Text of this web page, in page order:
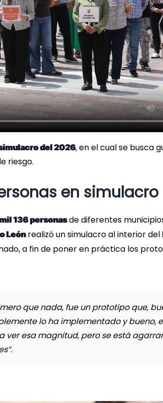
del 2026, en el cual se busca
riesgo.
en simulacro
136 personasde diferentes
Leónrealizó un simulacro al interior del
a fin de poner en práctica los
que nada, fue un prototipo que,
lo ha implementado y bueno,
ver esa magnitud, pero se está